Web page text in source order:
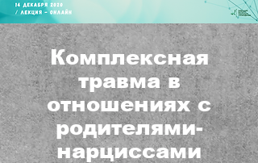
Комплексная
травма в
отношениях с
родителями-
нарциссами